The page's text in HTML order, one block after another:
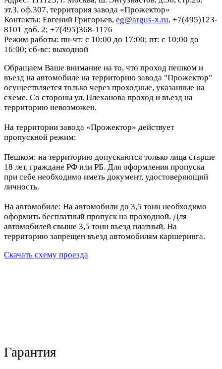
эт.3, оф.307, территория завода «Прожектор»
Контакты: Евгений Григорьев, eg@argus-x.ru, +7(495)123-
8101 доб. 2; +7(495)368-1176
Режим работы: пн-чт: с 10:00 до 17:00; пт: с 10:00 до
16:00; сб-вс: выходной
Обращаем Ваше внимание на то, что проход пешком и
въезд на автомобиле на территорию завода "Прожектор"
осуществляется только через проходные, указанные на
схеме. Со стороны ул. Плеханова проход и въезд на
территорию невозможен.
На территории завода «Прожектор» действует
пропускной режим:
Пешком: на территорию допускаются только лица старше
18 лет, граждане РФ или РБ. Для оформления пропуска
при себе необходимо иметь документ, удостоверяющий
личность.
На автомобиле: На автомобили до 3,5 тонн необходимо
оформить бесплатный пропуск на проходной. Для
автомобилей свыше 3,5 тонн въезд платный. На
территорию запрещен въезд автомобилям каршеринга.
Скачать схему проезда
Гарантия